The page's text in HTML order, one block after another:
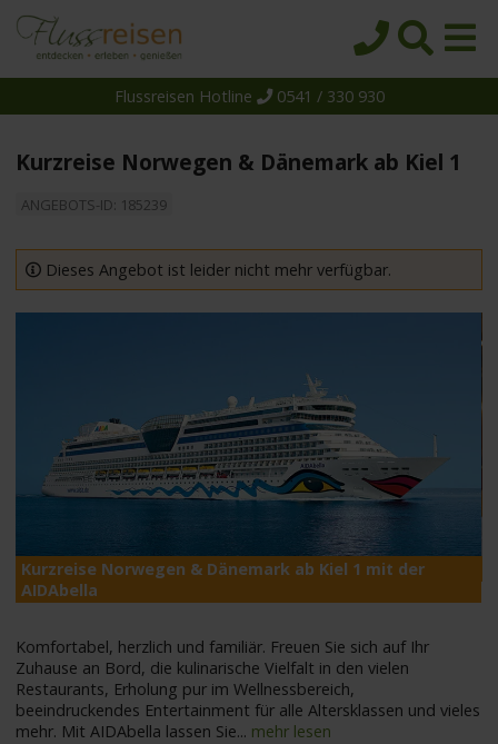
Reedereien
Schiffe
Suche
Flussreisen Hotline 0541 / 330 930
Kurzreise Norwegen & Dänemark ab Kiel 1
ANGEBOTS-ID: 185239
Dieses Angebot ist leider nicht mehr verfügbar.
Kurzreise Norwegen & Dänemark ab Kiel 1 mit der
AIDAbella
Komfortabel, herzlich und familiär. Freuen Sie sich auf Ihr
Zuhause an Bord, die kulinarische Vielfalt in den vielen
Restaurants, Erholung pur im Wellnessbereich,
beeindruckendes Entertainment für alle Altersklassen und vieles
mehr. Mit AIDAbella lassen Sie... mehr lesen